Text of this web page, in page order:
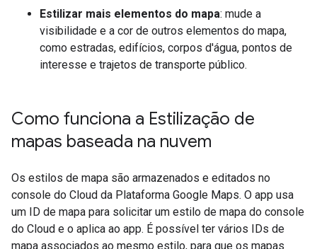
Estilizar mais elementos do mapa: mude a
visibilidade e a cor de outros elementos do mapa,
como estradas, edifícios, corpos d'água, pontos de
interesse e trajetos de transporte público.
Como funciona a Estilização de
mapas baseada na nuvem
Os estilos de mapa são armazenados e editados no
console do Cloud da Plataforma Google Maps. O app usa
um ID de mapa para solicitar um estilo de mapa do console
do Cloud e o aplica ao app. É possível ter vários IDs de
mapa associados ao mesmo estilo, para que os mapas